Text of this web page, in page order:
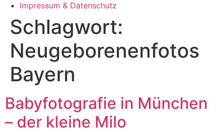
Impressum & Datenschutz
Schlagwort:
Neugeborenenfotos
Bayern
Babyfotografie in München
– der kleine Milo